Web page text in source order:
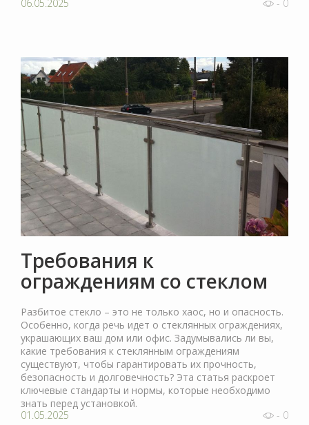
06.05.2025
- 0
Требования к
ограждениям со стеклом
Разбитое стекло – это не только хаос, но и опасность.
Особенно, когда речь идет о стеклянных ограждениях,
украшающих ваш дом или офис. Задумывались ли вы,
какие требования к стеклянным ограждениям
существуют, чтобы гарантировать их прочность,
безопасность и долговечность? Эта статья раскроет
ключевые стандарты и нормы, которые необходимо
знать перед установкой.
01.05.2025
- 0